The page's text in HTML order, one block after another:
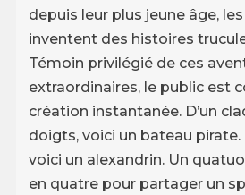
depuis leur plus jeune âge,
inventent des histoires
Témoin privilégié de ces
extraordinaires, le public est
création instantanée. D’un
doigts, voici un bateau pirate.
voici un alexandrin. Un
en quatre pour partager un